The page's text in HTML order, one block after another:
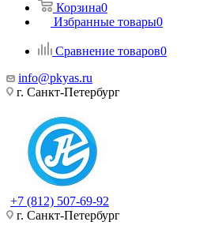
Корзина0
Избранные товары0
Сравнение товаров0
info@pkyas.ru
г. Санкт-Петербург
+7 (812) 507-69-92
г. Санкт-Петербург